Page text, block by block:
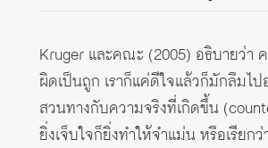
Kruger และคณะ (2005) อธิบายว่า
ผิดเป็นถูก เราก็แค่ดีใจแล้วก็มักลืมไ
สวนทางกับความจริงที่เกิดขึ้น
ยิ่งเจ็บใจก็ยิ่งทำให้จำแม่น หรือเรียก